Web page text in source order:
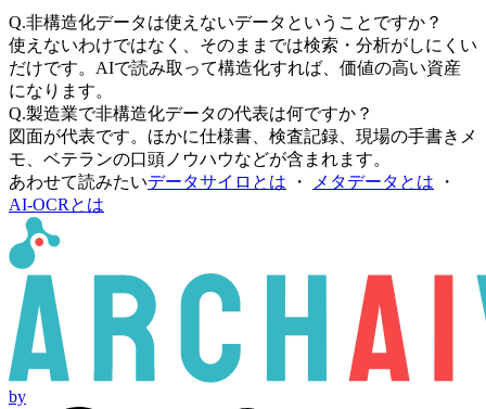
Q.非構造化データは使えないデータということですか？
使えないわけではなく、そのままでは検索・分析がしにくい
だけです。AIで読み取って構造化すれば、価値の高い資産
になります。
Q.製造業で非構造化データの代表は何ですか？
図面が代表です。ほかに仕様書、検査記録、現場の手書きメ
モ、ベテランの口頭ノウハウなどが含まれます。
あわせて読みたいデータサイロとは ・ メタデータとは ・
AI-OCRとは
by